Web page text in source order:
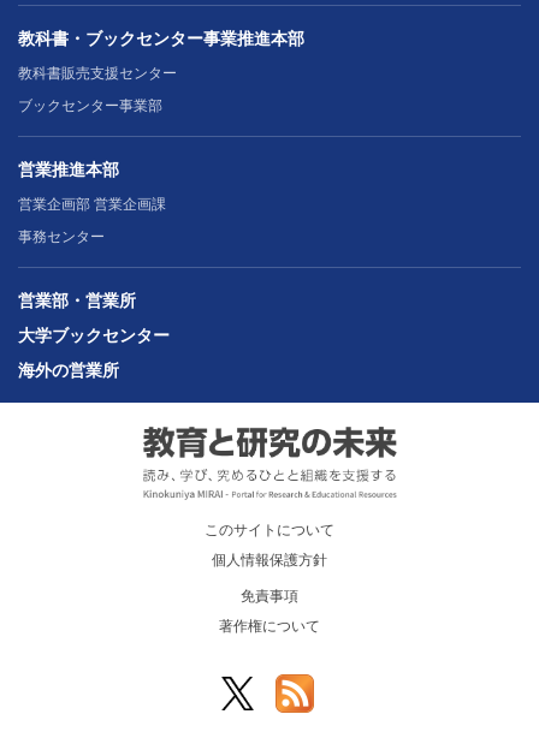
教科書・ブックセンター事業推進本部
教科書販売支援センター
ブックセンター事業部
営業推進本部
営業企画部 営業企画課
事務センター
営業部・営業所
大学ブックセンター
海外の営業所
このサイトについて
個人情報保護方針
免責事項
著作権について